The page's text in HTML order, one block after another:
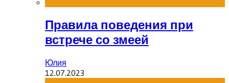
Правила поведения при
встрече со змеей
Юлия
12.07.2023